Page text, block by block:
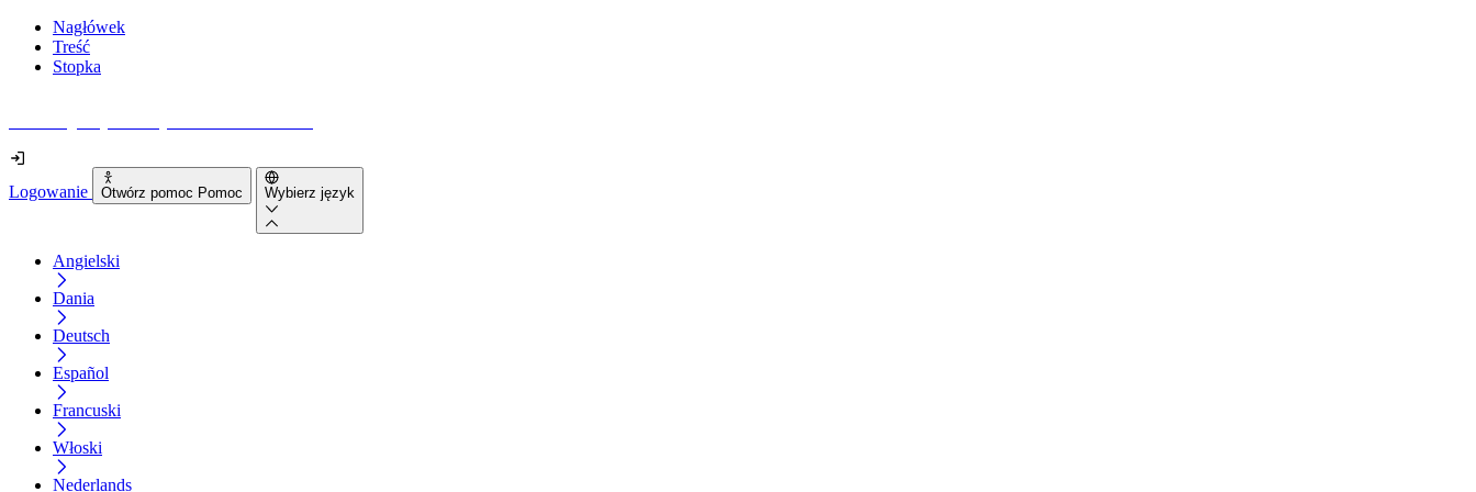
Nagłówek
Treść
Stopka
Logowanie Otwórz pomoc Pomoc Wybierz język
Angielski
Dania
Deutsch
Español
Francuski
Włoski
Nederlands